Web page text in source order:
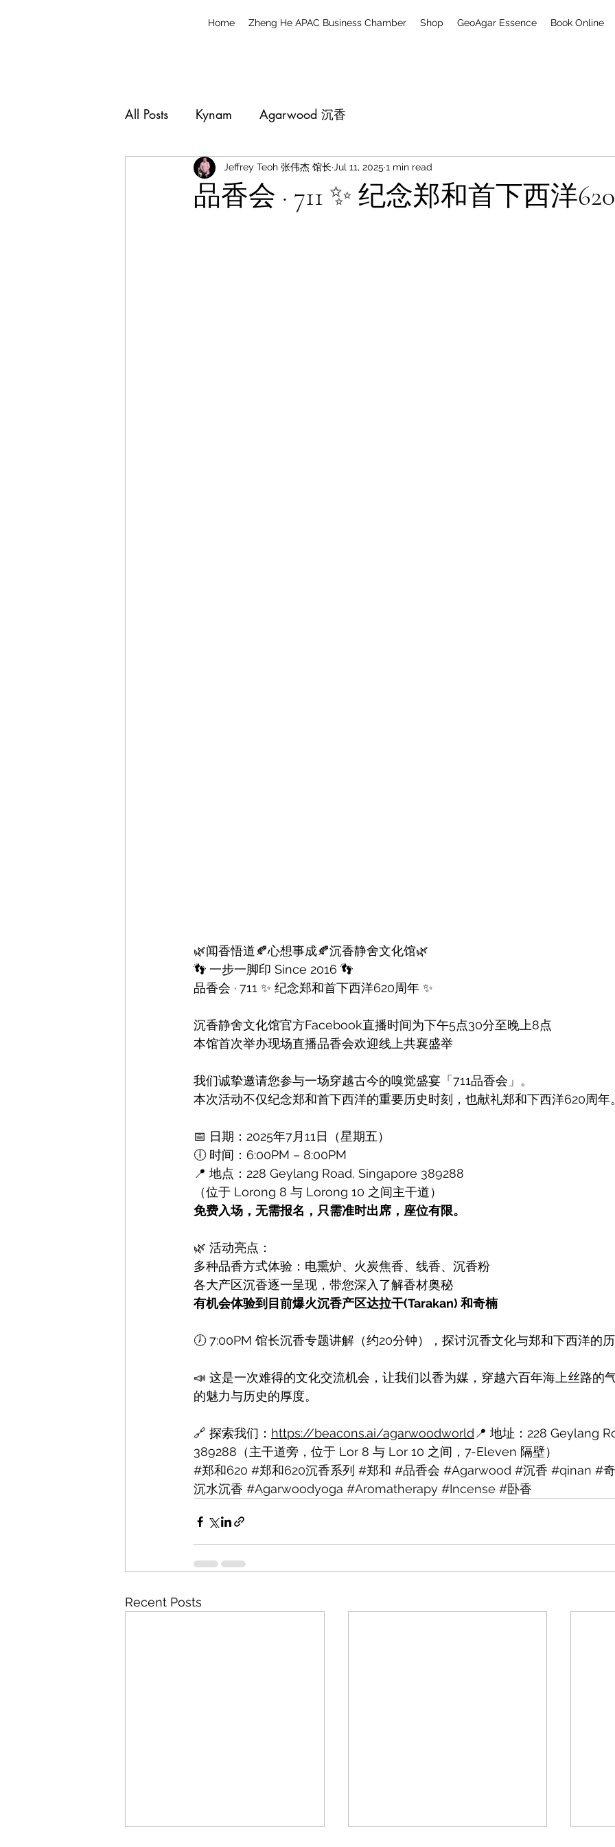
Home Zheng He APAC Business Chamber Shop GeoAgar Essence Book Online
All Posts Kynam Agarwood 沉香
品香会 · 711 ✨ 纪念郑和首下西洋
Jeffrey Teoh 张伟杰 馆长 Jul 11, 2025 1 min read
🌿闻香悟道🍂心想事成🍂沉香静舍文化馆🌿
👣 一步一脚印 Since 2016 👣
品香会 · 711 ✨ 纪念郑和首下西洋620周年 ✨
沉香静舍文化馆官方Facebook直播时间为下午5点30分至晚上8点
本馆首次举办现场直播品香会欢迎线上共襄盛举
我们诚挚邀请您参与一场穿越古今的嗅觉盛宴「711品香会」。
本次活动不仅纪念郑和首下西洋的重要历史时刻，也献礼郑和下西洋620周年
📅 日期：2025年7月11日（星期五）
🕕 时间：6:00PM – 8:00PM
📍 地点：228 Geylang Road, Singapore 389288
（位于 Lorong 8 与 Lorong 10 之间主干道）
免费入场，无需报名，只需准时出席，座位有限。
🌿 活动亮点：
多种品香方式体验：电熏炉、火炭焦香、线香、沉香粉
各大产区沉香逐一呈现，带您深入了解香材奥秘
有机会体验到目前爆火沉香产区达拉干(Tarakan) 和奇楠
🕖 7:00PM 馆长沉香专题讲解（约20分钟），探讨沉香文化与郑和下西洋的
📣 这是一次难得的文化交流机会，让我们以香为媒，穿越六百年海上丝路的
的魅力与历史的厚度。
🔗 探索我们： https://beacons.ai/agarwoodworld📍 地址：228 Geylang
389288（主干道旁，位于 Lor 8 与 Lor 10 之间，7-Eleven 隔壁）
#郑和620 #郑和620沉香系列 #郑和 #品香会 #Agarwood #沉香 #qinan #
沉水沉香 #Agarwoodyoga #Aromatherapy #Incense #卧香
Recent Posts